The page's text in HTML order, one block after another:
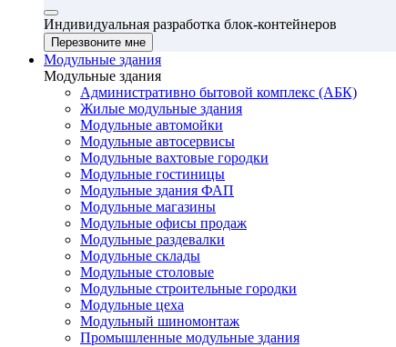
Индивидуальная разработка блок-контейнеров
Перезвоните мне
Модульные здания
Модульные здания
Административно бытовой комплекс (АБК)
Жилые модульные здания
Модульные автомойки
Модульные автосервисы
Модульные вахтовые городки
Модульные гостиницы
Модульные здания ФАП
Модульные магазины
Модульные офисы продаж
Модульные раздевалки
Модульные склады
Модульные столовые
Модульные строительные городки
Модульные цеха
Модульный шиномонтаж
Промышленные модульные здания